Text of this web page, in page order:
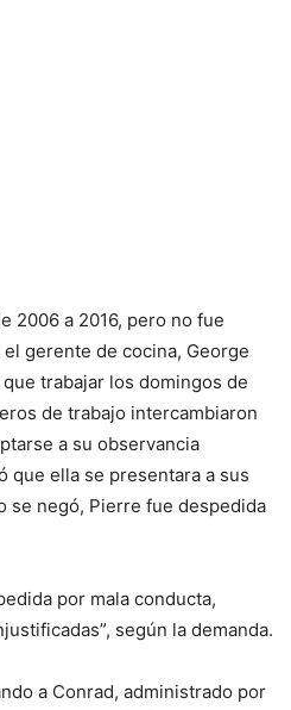
2006 a 2016, pero no fue
gerente de cocina, George
trabajar los domingos de
de trabajo intercambiaron
a su observancia
que ella se presentara a sus
se negó, Pierre fue despedida
por mala conducta,
según la demanda.
a Conrad, administrado por